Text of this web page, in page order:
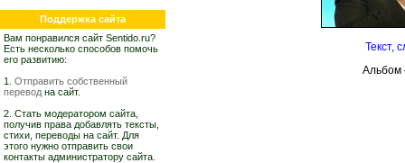
Поддержка сайта
Вам понравился сайт Sentido.ru?
Есть несколько способов помочь
его развитию:
1. Отправить собственный
перевод на сайт.
2. Стать модератором сайта,
получив права добавлять тексты,
стихи, переводы на сайт. Для
этого нужно отправить свои
контакты администратору сайта.
Текст,